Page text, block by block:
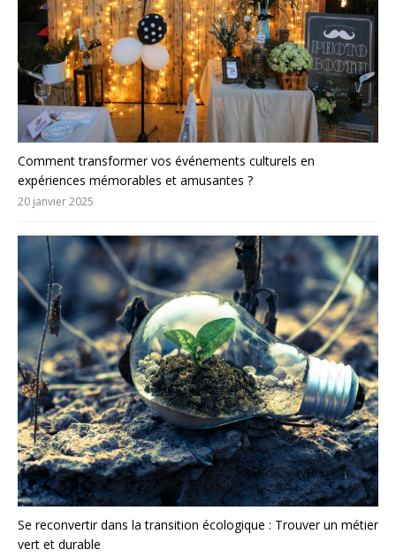
Comment transformer vos événements culturels en
expériences mémorables et amusantes ?
20 janvier 2025
Se reconvertir dans la transition écologique : Trouver un métier
vert et durable